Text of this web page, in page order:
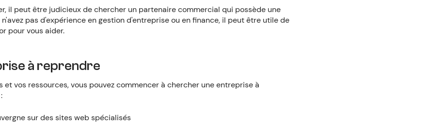
il peut être judicieux de chercher un partenaire commercial qui possède une
pas d'expérience en gestion d'entreprise ou en finance, il peut être utile de
pour vous aider.
à reprendre
et vos ressources, vous pouvez commencer à chercher une entreprise à
sur des sites web spécialisés